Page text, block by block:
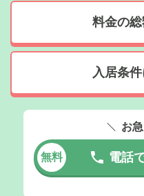
料金の
入居条
お
無料 電話